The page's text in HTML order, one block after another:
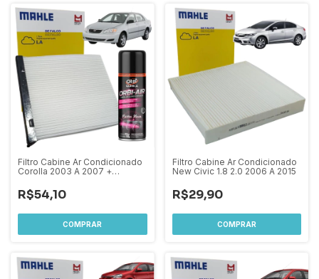
Filtro Cabine Ar Condicionado
Corolla 2003 A 2007 +
R$54,10
Filtro Cabine Ar Condicionado
New Civic 1.8 2.0 2006 A 2015
R$29,90